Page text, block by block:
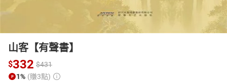
山客【有聲書】
$332 $431
1% (賺3點)